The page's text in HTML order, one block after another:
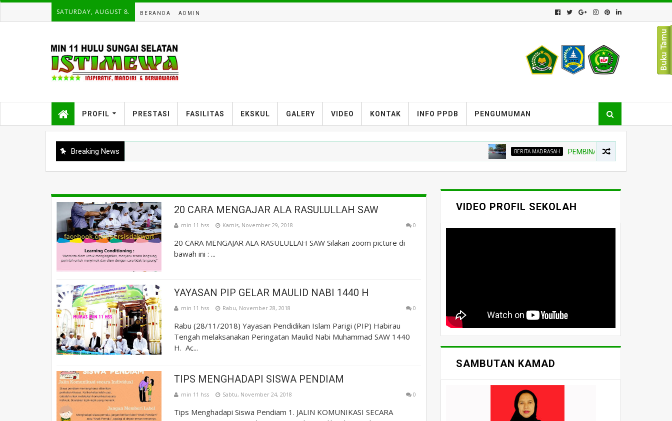
SATURDAY, AUGUST 8. BERANDA ADMIN
PROFIL PRESTASI FASILITAS EKSKUL GALERY VIDEO KONTAK INFO PPDB PENGUMUMAN
Breaking News BERITA MADRASAH PEMBINA UPACARA TEKANKAN
20 CARA MENGAJAR ALA RASULULLAH SAW
min 11 hss Kamis, November 29, 2018 0
20 CARA MENGAJAR ALA RASULULLAH SAW Silakan zoom picture di
bawah ini : ...
YAYASAN PIP GELAR MAULID NABI 1440 H
min 11 hss Rabu, November 28, 2018 0
Rabu (28/11/2018) Yayasan Pendidikan Islam Parigi (PIP) Habirau
Tengah melaksanakan Peringatan Maulid Nabi Muhammad SAW 1440
H. Ac...
TIPS MENGHADAPI SISWA PENDIAM
min 11 hss Sabtu, November 24, 2018 0
Tips Menghadapi Siswa Pendiam 1. JALIN KOMUNIKASI SECARA
VIDEO PROFIL SEKOLAH
SAMBUTAN KAMAD